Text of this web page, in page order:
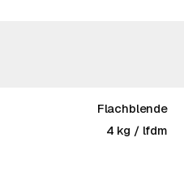
Flachblende
4 kg / lfdm